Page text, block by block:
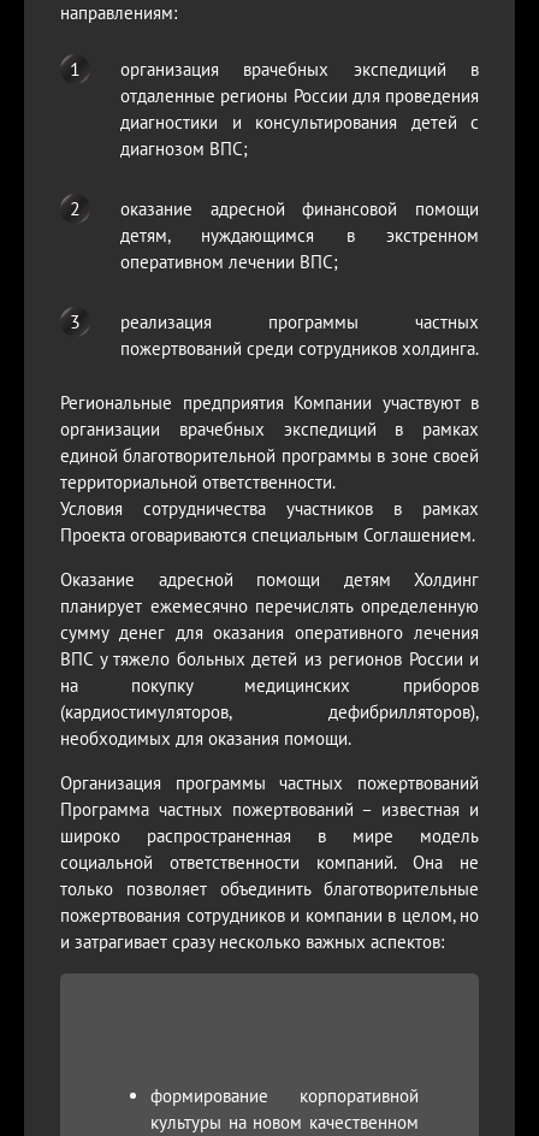
направлениям:
организация врачебных экспедиций в
отдаленные регионы России для проведения
диагностики и консультирования детей с
диагнозом ВПС;
оказание адресной финансовой помощи
детям, нуждающимся в экстренном
оперативном лечении ВПС;
реализация программы частных
пожертвований среди сотрудников холдинга.
Региональные предприятия Компании участвуют в
организации врачебных экспедиций в рамках
единой благотворительной программы в зоне своей
территориальной ответственности.
Условия сотрудничества участников в рамках
Проекта оговариваются специальным Соглашением.
Оказание адресной помощи детям Холдинг
планирует ежемесячно перечислять определенную
сумму денег для оказания оперативного лечения
ВПС у тяжело больных детей из регионов России и
на покупку медицинских приборов
(кардиостимуляторов, дефибрилляторов),
необходимых для оказания помощи.
Организация программы частных пожертвований
Программа частных пожертвований – известная и
широко распространенная в мире модель
социальной ответственности компаний. Она не
только позволяет объединить благотворительные
пожертвования сотрудников и компании в целом, но
и затрагивает сразу несколько важных аспектов:
формирование корпоративной
культуры на новом качественном